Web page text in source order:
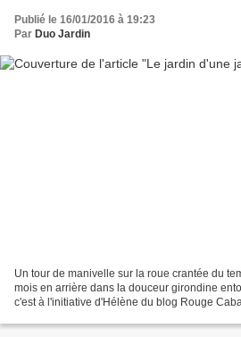
Publié le 16/01/2016 à 19:23
Par Duo Jardin
Un tour de manivelle sur la roue crantée du
mois en arrière dans la douceur girondine
c'est à l'initiative d'Hélène du blog Rouge